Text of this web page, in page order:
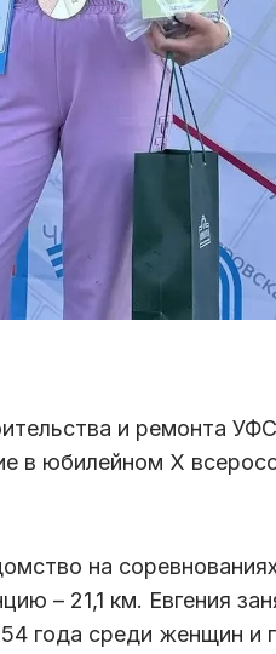
и ремонта
в юбилейном X
на
– 21,1 км. Евгения
года среди женщин и